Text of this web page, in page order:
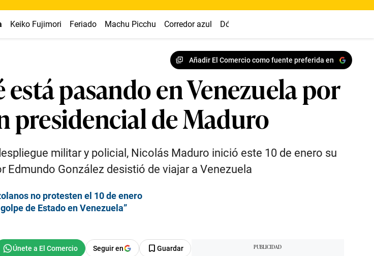
Keiko Fujimori Feriado Machu Picchu Corredor azul Dólar
Añadir El Comercio como fuente preferida en
pasando en Venezuela por
de Maduro
militar y policial, Nicolás Maduro inició este 10 de enero su
González desistió de viajar a Venezuela
no protesten el 10 de enero
de Estado en Venezuela”
Seguir en Guardar